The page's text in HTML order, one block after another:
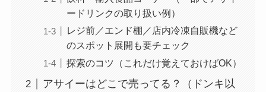
ードリンクの取り扱い例）
レジ前／エンド棚／店内冷凍自販機など
のスポット展開も要チェック
探索のコツ（これだけ覚えておけばOK）
アサイーはどこで売ってる？（ドンキ以